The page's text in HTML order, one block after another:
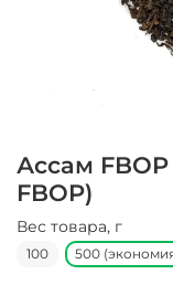
Ассам
FBOP)
Вес товара, г
100 500